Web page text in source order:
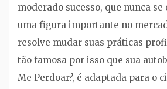
moderado sucesso, que nunca se
uma figura importante no
resolve mudar suas práticas
tão famosa por isso que sua
Me Perdoar?, é adaptada para o